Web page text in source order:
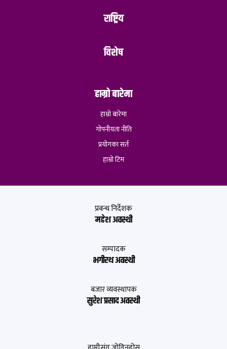
राष्ट्रिय
विशेष
हाम्रो बारेमा
हाम्रो बारेमा
गोपनीयता नीति
प्रयोगका सर्त
हाम्रो टिम
प्रबन्ध निर्देशक
महेश अवस्थी
सम्पादक
भगीरथ अवस्थी
बजार व्यवस्थापक
सुरेश प्रसाद अवस्थी